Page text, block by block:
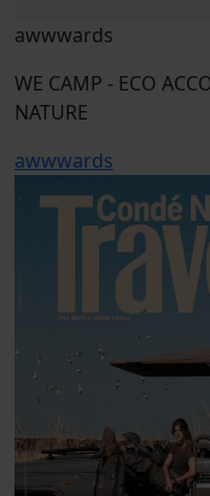
awwwards
WE CAMP - ECO
NATURE
awwwards